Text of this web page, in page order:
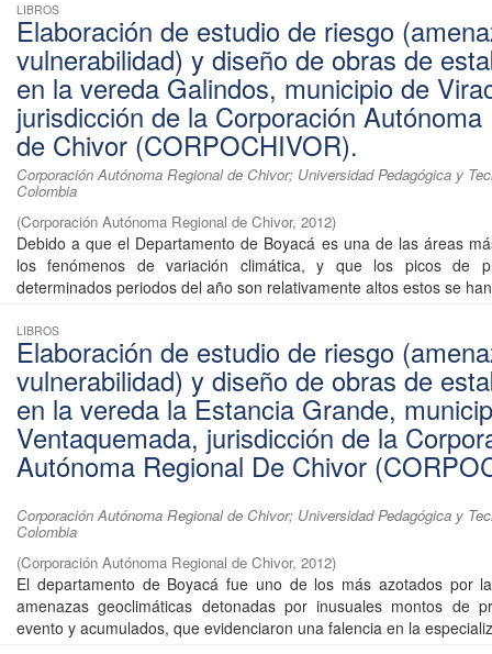
LIBROS
Elaboración de estudio de riesgo
vulnerabilidad) y diseño de obras de
en la vereda Galindos, municipio de
jurisdicción de la Corporación Autónoma
de Chivor (CORPOCHIVOR).
Corporación Autónoma Regional de Chivor; Universidad Pedagógica y
Colombia
(Corporación Autónoma Regional de Chivor, 2012)
Debido a que el Departamento de Boyacá es una de las áreas
los fenómenos de variación climática, y que los picos de
determinados periodos del año son relativamente altos estos se
LIBROS
Elaboración de estudio de riesgo
vulnerabilidad) y diseño de obras de
en la vereda la Estancia Grande,
Ventaquemada, jurisdicción de la
Autónoma Regional De Chivor
Corporación Autónoma Regional de Chivor; Universidad Pedagógica y
Colombia
(Corporación Autónoma Regional de Chivor, 2012)
El departamento de Boyacá fue uno de los más azotados por
amenazas geoclimáticas detonadas por inusuales montos de
evento y acumulados, que evidenciaron una falencia en la